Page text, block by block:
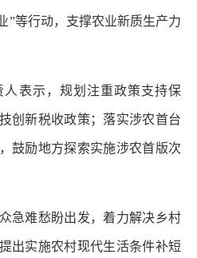
”等行动，支撑农业新质生产力
表示，规划注重政策支持保
创新税收政策；落实涉农首台
鼓励地方探索实施涉农首版次
难愁盼出发，着力解决乡村
出实施农村现代生活条件补短